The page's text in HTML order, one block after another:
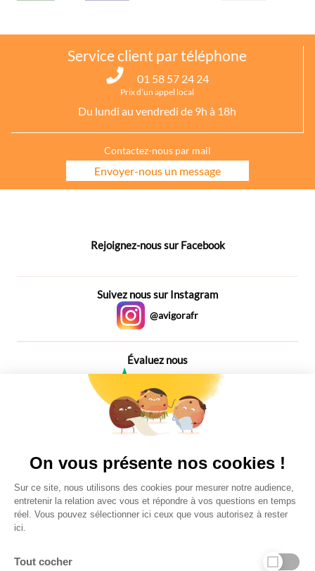
Service client par téléphone
01 58 57 24 24
Prix d’un appel local
Du lundi au vendredi de 9h à 18h
Contactez-nous par mail
Envoyer-nous un message
Rejoignez-nous sur Facebook
Suivez nous sur Instagram
@avigorafr
Évaluez nous
Plus de 650 Avis
On vous présente nos cookies !
Sur ce site, nous utilisons des cookies pour mesurer notre audience,
entretenir la relation avec vous et répondre à vos questions en temps
réel. Vous pouvez sélectionner ici ceux que vous autorisez à rester
ici.
Tout cocher